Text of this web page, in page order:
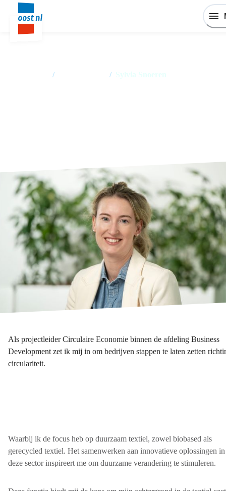
/ / Sylvia Snoeren
Als projectleider Circulaire Economie binnen de afdeling Business
Development zet ik mij in om bedrijven stappen te laten zetten
circulariteit.
Waarbij ik de focus heb op duurzaam textiel, zowel biobased als
gerecycled textiel. Het samenwerken aan innovatieve oplossingen in
deze sector inspireert me om duurzame verandering te stimuleren.